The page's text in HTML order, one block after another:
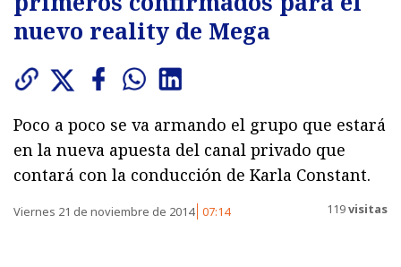
nuevo reality de Mega
Poco a poco se va armando el grupo que estará
en la nueva apuesta del canal privado que
contará con la conducción de Karla Constant.
Viernes 21 de noviembre de 2014 07:14 119visitas